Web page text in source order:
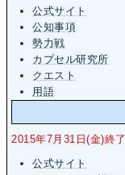
公式サイト
公知事項
勢力戦
カプセル研究所
クエスト
用語
2015年7月31日(金)終了
公式サイト